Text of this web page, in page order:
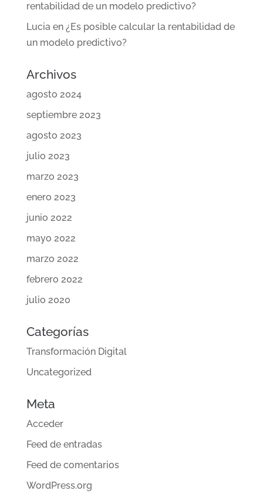
rentabilidad de un modelo predictivo?
Luciaen ¿Es posible calcular la rentabilidad de
un modelo predictivo?
Archivos
agosto 2024
septiembre 2023
agosto 2023
julio 2023
marzo 2023
enero 2023
junio 2022
mayo 2022
marzo 2022
febrero 2022
julio 2020
Categorías
Transformación Digital
Uncategorized
Meta
Acceder
Feed de entradas
Feed de comentarios
WordPress.org